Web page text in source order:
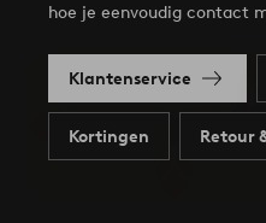
hoe je eenvoudig contact
Klantenservice
Kortingen Retour